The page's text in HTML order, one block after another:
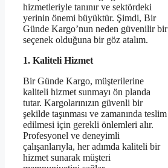
hizmetleriyle tanınır ve sektördeki
yerinin önemi büyüktür. Şimdi, Bir
Günde Kargo’nun neden güvenilir bir
seçenek olduğuna bir göz atalım.
1. Kaliteli Hizmet
Bir Günde Kargo, müşterilerine
kaliteli hizmet sunmayı ön planda
tutar. Kargolarınızın güvenli bir
şekilde taşınması ve zamanında teslim
edilmesi için gerekli önlemleri alır.
Profesyonel ve deneyimli
çalışanlarıyla, her adımda kaliteli bir
hizmet sunarak müşteri